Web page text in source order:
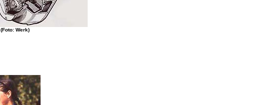
(Foto: Werk)